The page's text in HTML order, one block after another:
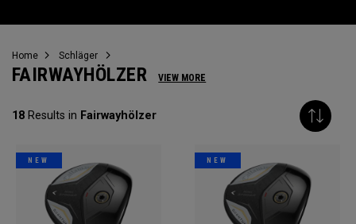
Home Schläger
FAIRWAYHÖLZER VIEW MORE
18 Results in Fairwayhölzer
NEW NEW